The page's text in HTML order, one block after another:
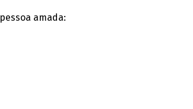
amada: